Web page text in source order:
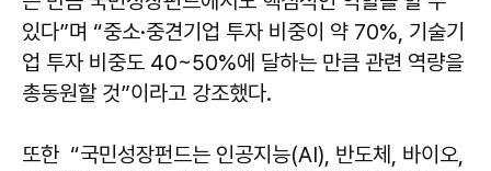
있다”며 “중소·중견기업 투자 비중이 약 70%, 기술기
업 투자 비중도 40~50%에 달하는 만큼 관련 역량을
총동원할 것”이라고 강조했다.
또한 “국민성장펀드는 인공지능(AI), 반도체, 바이오,